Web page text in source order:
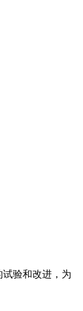
验和改进，为